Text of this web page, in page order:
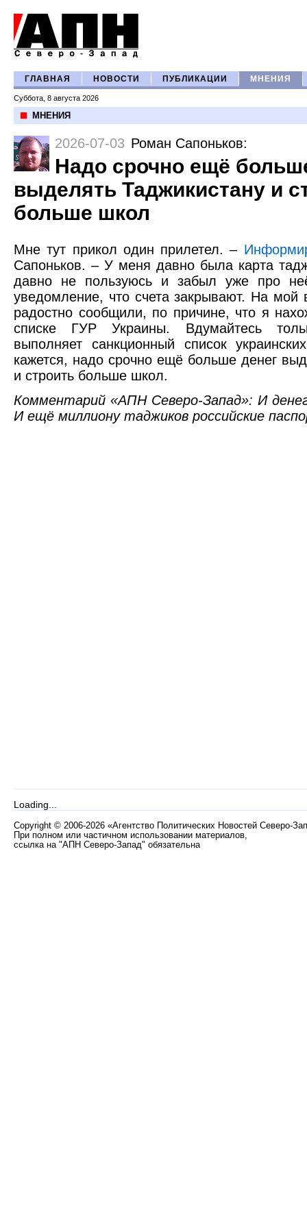
ГЛАВНАЯ НОВОСТИ ПУБЛИКАЦИИ МНЕНИЯ
Суббота, 8 августа 2026
МНЕНИЯ
2026-07-03 Роман Сапоньков:
Надо срочно ещё
выделять Таджикистану и
больше школ
Мне тут прикол один прилетел. –
Сапоньков. – У меня давно была карта
давно не пользуюсь и забыл уже про
уведомление, что счета закрывают. На мой
радостно сообщили, по причине, что я
списке ГУР Украины. Вдумайтесь
выполняет санкционный список
кажется, надо срочно ещё больше денег
и строить больше школ.
Комментарий «АПН Северо-Запад»: И
И ещё миллиону таджиков российские
Loading...
Copyright © 2006-2026 «Агентство Политических Новостей Северо-
При полном или частичном использовании материалов,
ссылка на "АПН Северо-Запад" обязательна